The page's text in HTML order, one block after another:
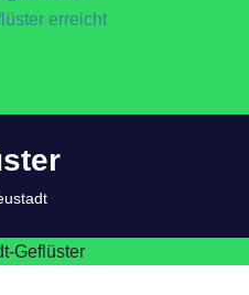
erreicht